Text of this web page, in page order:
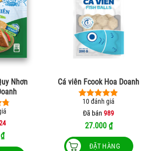
Nhơn
₫
Cá viên Fcook Hoa Doanh
4.90trên 5
dựa trên
10
10đánh giá
Đã bán 989
27.000 ₫
ĐẶT HÀNG